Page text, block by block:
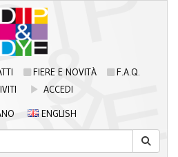
FIERE E NOVITÀ
F.A.Q.
ACCEDI
ENGLISH